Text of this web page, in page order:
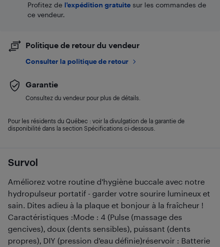
Survol
Améliorez votre routine d'hygiène buccale avec notre
hydropulseur portatif - garder votre sourire lumineux et
sain. Dites adieu à la plaque et bonjour à la fraîcheur !
Caractéristiques :Mode : 4 (Pulse (massage des
gencives), doux (dents sensibles), puissant (dents
propres), DIY (pression d'eau définie)réservoir : Batterie
Profitez de l'expédition gratuite sur les commandes de
ce vendeur.
Politique de retour du vendeur
Consulter la politique de retour
Garantie
Consultez du vendeur pour plus de détails.
Pour les résidents du Québec : voir la divulgation de la garantie de
disponibilité dans la section Spécifications ci-dessous.